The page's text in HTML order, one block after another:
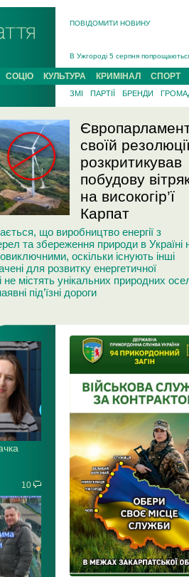
ПОВІДОМИТИ НОВИНУ
Підтвердили загибель
На війні з рф поліг військовий з
На Хустщині внаслідок ДТП за
СОЦІО КУЛЬТУРА КРИМІНАЛ СПОРТ
ЗМІ ПАРТІЇ БРЕНДИ
своїй
розкритикував
побудову
на високогір’ї
Карпат
що виробництво енергії з
та збереження природи в Україні
оскільки існують інші
для розвитку енергетичної
не містять унікальних природних
під’їзні дороги
10